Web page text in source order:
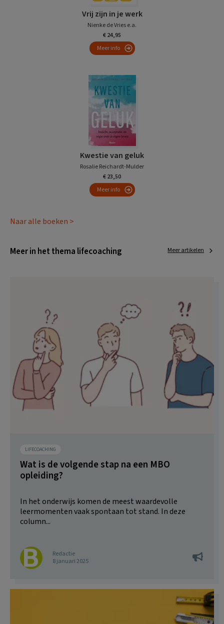
Vrij zijn in je werk
Nienke de Vries e.a.
€ 24,95
Meer info
Kwestie van geluk
Rosalie Reichardt-Mulder
€ 23,50
Meer info
Naar alle boeken >
Meer in het thema lifecoaching Meer artikelen
LIFECOACHING
Wat is de volgende stap na een MBO
opleiding?
In het onderwijs komen de meest waardevolle
leermomenten vaak spontaan tot stand. In deze
column...
Redactie
8 januari 2025